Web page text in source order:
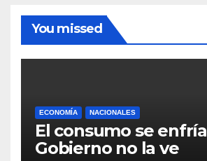
You missed
ECONOMÍA NACIONALES
El consumo se
Gobierno no la ve